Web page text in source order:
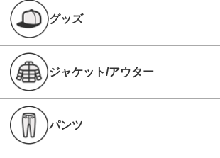
グッズ
ジャケット/アウター
パンツ